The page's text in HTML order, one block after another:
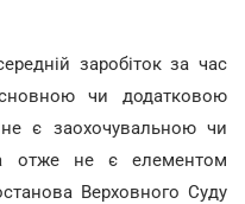
заробіток за час
чи додатковою
є заохочувальною чи
отже не є елементом
Верховного Суду